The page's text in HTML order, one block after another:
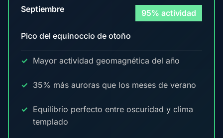
Septiembre 95% actividad
Pico del equinoccio de otoño
Mayor actividad geomagnética del año
35% más auroras que los meses de verano
Equilibrio perfecto entre oscuridad y clima
templado